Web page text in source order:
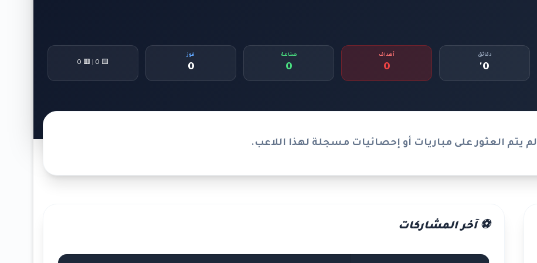
دقائق
0'
أهداف
0
صناعة
0
فوز
0
🟨 0 | 🟥 0
لم يتم العثور على مباريات أو إحصائيات مسجلة لهذا اللاعب.
⚽ آخر المشاركات